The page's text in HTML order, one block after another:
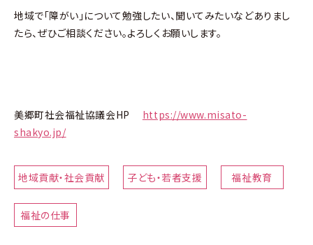
地域で「障がい」について勉強したい、聞いてみたいなどありまし
たら、ぜひご相談ください。よろしくお願いします。
美郷町社会福祉協議会HP https://www.misato-
shakyo.jp/
地域貢献・社会貢献 子ども・若者支援 福祉教育
福祉の仕事